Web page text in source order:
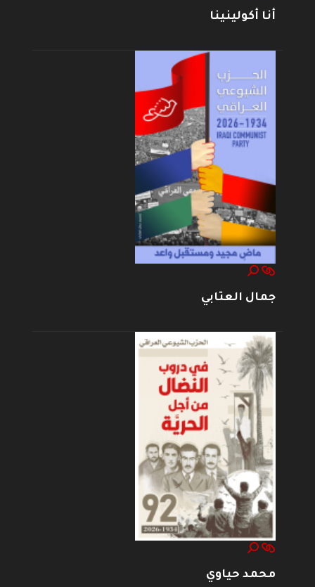
أنا أكولينينا
جمال العتابي
محمد حياوي